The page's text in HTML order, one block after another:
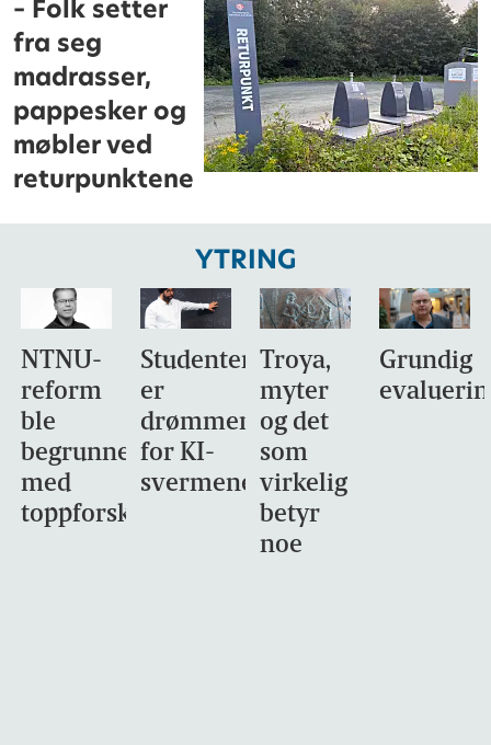
– Folk setter
fra seg
madrasser,
pappesker og
møbler ved
returpunktene
YTRING
NTNU-
reform
ble
begrunnet
med
toppforskning
Studentene
er
drømmemålet
for KI-
svermene
Troya,
myter
og det
som
virkelig
betyr
noe
Grundig